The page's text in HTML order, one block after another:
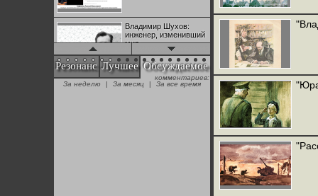
Владимир Шухов:
инженер, изменивший
мир
"Аркадий Коц" на
эгалите-фесте "Не
Резонанс Лучшее Обсуждаемое
комментариев:
За неделю
| За месяц | За все время